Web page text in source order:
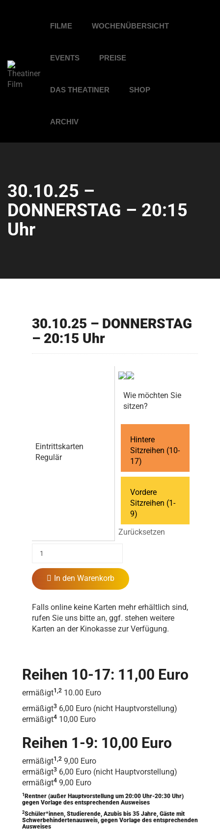
FILME WOCHENÜBERSICHT
EVENTS PREISE
DAS THEATINER SHOP
ARCHIV
30.10.25 –
DONNERSTAG – 20:15
Uhr
30.10.25 – DONNERSTAG
– 20:15 Uhr
Eintrittskarten
Regulär
Wie möchten Sie
sitzen?
Hintere
Sitzreihen (10-
17)
Vordere
Sitzreihen (1-
9)
Zurücksetzen
In den Warenkorb
Falls online keine Karten mehr erhältlich sind,
rufen Sie uns bitte an, ggf. stehen weitere
Karten an der Kinokasse zur Verfügung.
Reihen 10-17: 11,00 Euro
ermäßigt1,2 10.00 Euro
ermäßigt3 6,00 Euro (nicht Hauptvorstellung)
ermäßigt4 10,00 Euro
Reihen 1-9: 10,00 Euro
ermäßigt1,2 9,00 Euro
ermäßigt3 6,00 Euro (nicht Hauptvorstellung)
ermäßigt4 9,00 Euro
1 Rentner (außer Hauptvorstellung um 20:00 Uhr-20:30 Uhr)
gegen Vorlage des entsprechenden Ausweises
2Schüler*innen, Studierende, Azubis bis 35 Jahre, Gäste mit
Schwerbehindertenausweis, gegen Vorlage des entsprechenden
Ausweises